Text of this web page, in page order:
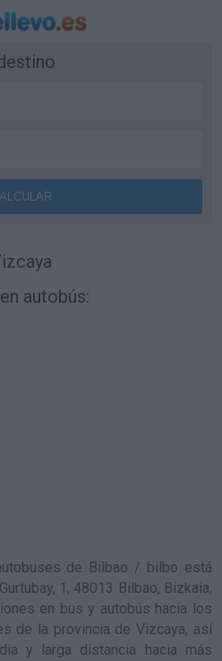
autobús:
de Bilbao / bilbo está
1, 48013 Bilbao, Bizkaia,
en bus y autobús hacia los
de la provincia de Vizcaya, así
y larga distancia hacia más